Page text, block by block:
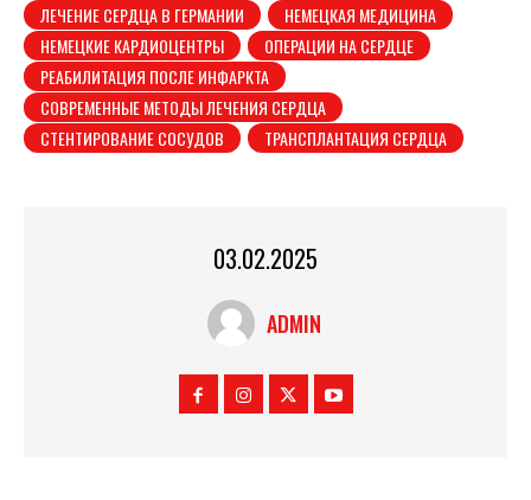
ЛЕЧЕНИЕ СЕРДЦА В ГЕРМАНИИ
НЕМЕЦКАЯ МЕДИЦИНА
НЕМЕЦКИЕ КАРДИОЦЕНТРЫ
ОПЕРАЦИИ НА СЕРДЦЕ
РЕАБИЛИТАЦИЯ ПОСЛЕ ИНФАРКТА
СОВРЕМЕННЫЕ МЕТОДЫ ЛЕЧЕНИЯ СЕРДЦА
СТЕНТИРОВАНИЕ СОСУДОВ
ТРАНСПЛАНТАЦИЯ СЕРДЦА
03.02.2025
ADMIN